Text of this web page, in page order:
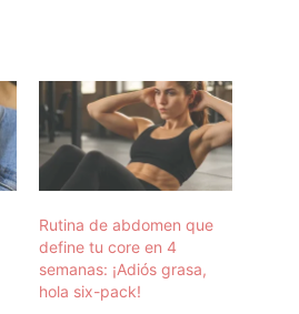
Rutina de abdomen que
define tu core en 4
semanas: ¡Adiós grasa,
hola six-pack!